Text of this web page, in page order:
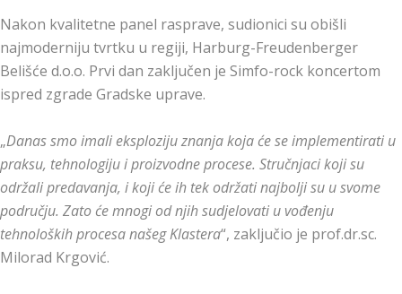
Nakon kvalitetne panel rasprave, sudionici su obišli
najmoderniju tvrtku u regiji, Harburg-Freudenberger
Belišće d.o.o. Prvi dan zaključen je Simfo-rock koncertom
ispred zgrade Gradske uprave.
„Danas smo imali eksploziju znanja koja će se implementirati u
praksu, tehnologiju i proizvodne procese. Stručnjaci koji su
održali predavanja, i koji će ih tek održati najbolji su u svome
području. Zato će mnogi od njih sudjelovati u vođenju
tehnoloških procesa našeg Klastera“, zaključio je prof.dr.sc.
Milorad Krgović.